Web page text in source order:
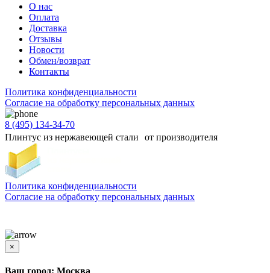
О нас
Оплата
Доставка
Отзывы
Новости
Обмен/возврат
Контакты
Политика конфиденциальности
Согласиe на обработку персональных данных
8 (495) 134-34-70
Плинтус из нержавеющей стали от производителя
Политика конфиденциальности
Согласиe на обработку персональных данных
×
Ваш город: Москва